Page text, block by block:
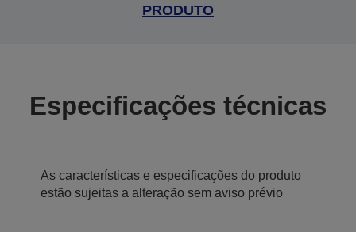
PRODUTO
Especificações técnicas
As características e especificações do produto
estão sujeitas a alteração sem aviso prévio